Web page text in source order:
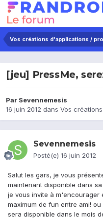
Vos créations d'applications /
[jeu] PressMe,
Par Sevennemesis
16 juin 2012 dans Vos
Sevennemesis
Posté(e) 16 juin 2012
Salut les gars, je vous
maintenant disponible dans
je vous invite à m'encourager
maximum de fun entre ami!
sera disponible dans le mois